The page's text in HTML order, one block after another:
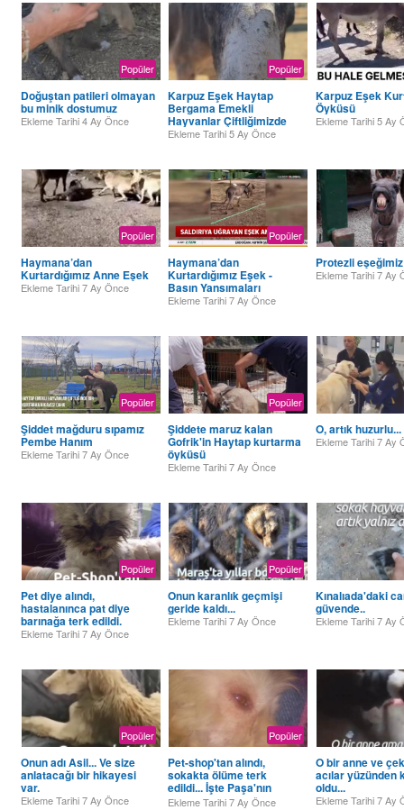
Popüler
Doğuştan patileri olmayan
bu minik dostumuz
Ekleme Tarihi4 Ay Önce
Popüler
Karpuz Eşek Haytap
Bergama Emekli
Hayvanlar Çiftliğimizde
Ekleme Tarihi5 Ay Önce
Karpuz Eşek
Öyküsü
Ekleme Tarihi5 Ay
Popüler
Haymana’dan
Kurtardığımız Anne Eşek
Ekleme Tarihi7 Ay Önce
Popüler
Haymana’dan
Kurtardığımız Eşek -
Basın Yansımaları
Ekleme Tarihi7 Ay Önce
Protezli
Ekleme Tarihi7 Ay
Popüler
Şiddet mağduru sıpamız
Pembe Hanım
Ekleme Tarihi7 Ay Önce
Popüler
Şiddete maruz kalan
Gofrik'in Haytap kurtarma
öyküsü
Ekleme Tarihi7 Ay Önce
O, artık huzurlu...
Ekleme Tarihi7 Ay
Popüler
Pet diye alındı,
hastalanınca pat diye
barınağa terk edildi.
Ekleme Tarihi7 Ay Önce
Popüler
Onun karanlık geçmişi
geride kaldı...
Ekleme Tarihi7 Ay Önce
Kınalıada'daki
güvende..
Ekleme Tarihi7 Ay
Popüler
Onun adı Asil... Ve size
anlatacağı bir hikayesi
var.
Ekleme Tarihi7 Ay Önce
Popüler
Pet-shop'tan alındı,
sokakta ölüme terk
edildi... İşte Paşa'nın
hikayesi!
Ekleme Tarihi7 Ay Önce
O bir anne ve
acılar yüzünden
oldu...
Ekleme Tarihi7 Ay